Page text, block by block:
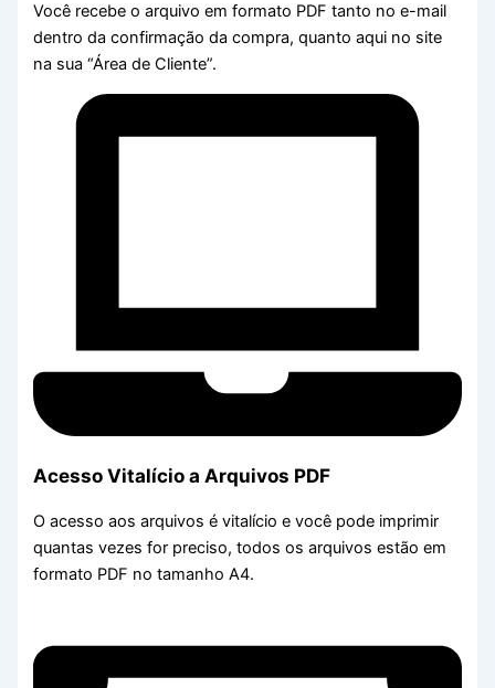
Você recebe o arquivo em formato PDF tanto no e-mail
dentro da confirmação da compra, quanto aqui no site
na sua “Área de Cliente”.
Acesso Vitalício a Arquivos PDF
O acesso aos arquivos é vitalício e você pode imprimir
quantas vezes for preciso, todos os arquivos estão em
formato PDF no tamanho A4.